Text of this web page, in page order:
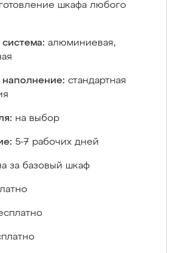
шкафа любого
алюминиевая,
наполнение: стандартная
на выбор
5-7 рабочих дней
за базовый шкаф